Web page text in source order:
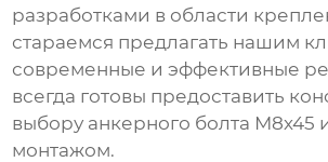
разработками в области
стараемся предлагать нашим
современные и эффективные
всегда готовы предоставить
выбору анкерного болта М8х45
монтажом.